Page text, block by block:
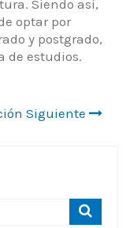
Siendo así,
optar por
y postgrado,
de estudios.
Siguiente